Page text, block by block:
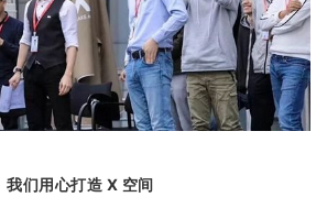
我们用心打造 X 空间